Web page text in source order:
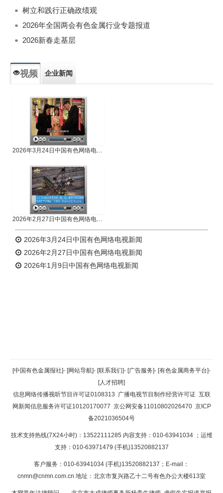
树立和践行正确政绩观
2026年全国两会有色金属行业专题报道
2026新春走基层
视频 企业新闻
2026年3月24日中国有色网络电视新闻
2026年2月27日中国有色网络电视新闻
2026年3月24日中国有色网络电视新闻
2026年2月27日中国有色网络电视新闻
2026年1月9日中国有色网络电视新闻
返回顶部
返回首页
[中国有色金属报社]- [网站导航]- [联系我们]- [广告服务]- [有色金属商务平台]-
[人才招聘]
信息网络传播视听节目许可证0108313 广播电视节目制作经营许可证 互联
网新闻信息服务许可证10120170077 京公网安备11010802026470 京ICP
备2021036504号
技术支持热线(7X24小时)：13522111285 内容支持：010-63941034 ；运维
支持：010-63971479 (手机)13520882137
客户服务：010-63941034 (手机)13520882137；E-mail：
cnmn@cnmn.com.cn 地址：北京市复兴路乙十二号有色办公大楼613室